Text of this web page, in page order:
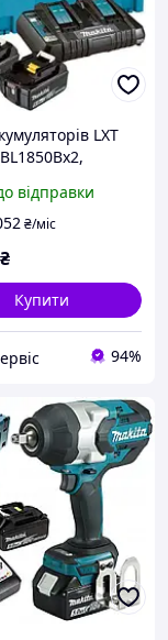
LXT
відправки
₴/міс
₴
Купити
94%